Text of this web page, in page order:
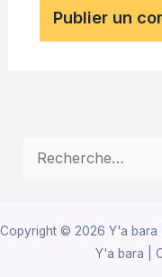
h
Copyright © 2026 Y'a bara
Y'a bara |